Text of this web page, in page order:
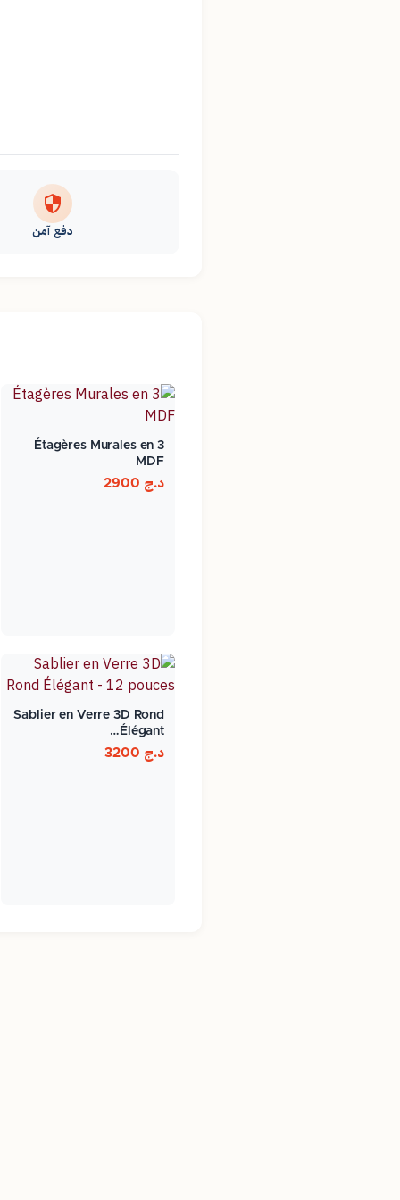
دفع آمن
3 Étagères Murales en
MDF
د.ج
Sablier en Verre 3D Rond
Élégant…
د.ج